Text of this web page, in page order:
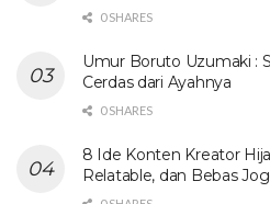
0 SHARES
Umur Boruto Uzumaki :
Cerdas dari Ayahnya
0 SHARES
8 Ide Konten Kreator
Relatable, dan Bebas